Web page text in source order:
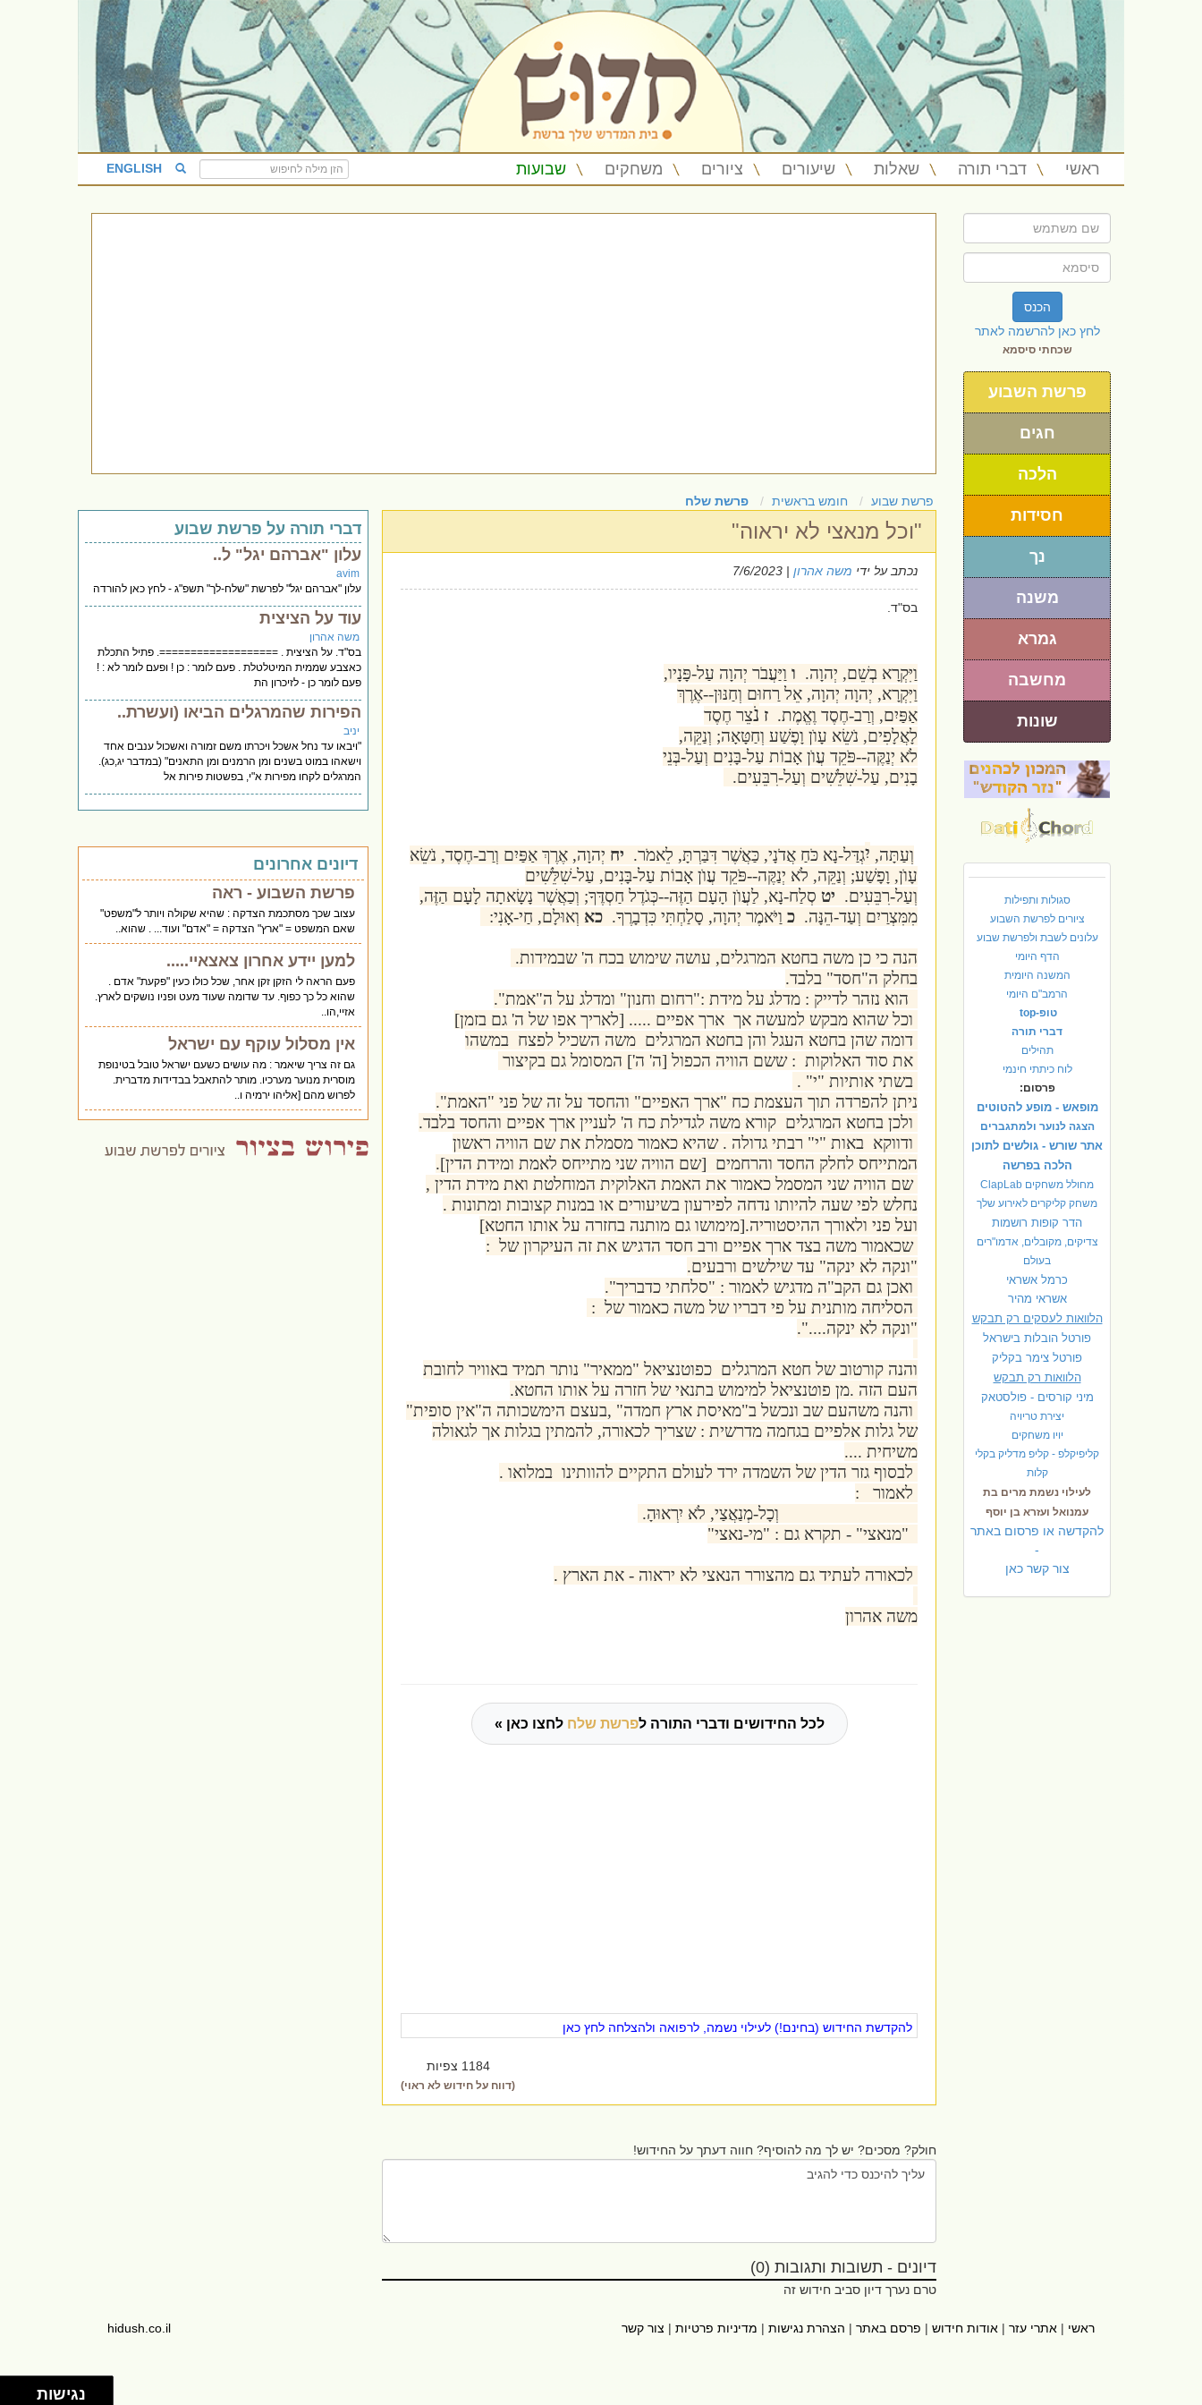
ראשי דברי תורה שאלות שיעורים ציורים משחקים שבועות ENGLISH
הכנס
לחץ כאן להרשמה לאתר
שכחתי סיסמא
פרשת השבוע
חגים
הלכה
חסידות
נך
משנה
גמרא
מחשבה
שונות
סגולות ותפילות
ציורים לפרשת השבוע
עלונים לשבת ולפרשת שבוע
הדף היומי
המשנה היומית
הרמב"ם היומי
טופ-top
דברי תורה
תהילים
לוח כיתתי חינמי
פרסום:
מופאש - מופע להטוטים
הצגה לנוער ולמתגברים
אתר שורש - גולשים לתוכן
הלכה בפרשה
מחולל משחקים ClapLab
משחק קליקרים לאירוע שלך
הדר קופות רושמות
צדיקים, מקובלים, אדמו"רים
בעולם
כרמל אשראי
אשראי מהיר
הלוואות לעסקים רק תבקש
פורטל הובלות בישראל
פורטל צימר בקליק
הלוואות רק תבקש
מיני קורסים - פולסטאק
יצירת טריויה
יויו משחקים
קליפיקלפ - קליפ מדליק בקלי
קלות
לעילוי נשמת מרים בת
עמנואל ועזרא בן יוסף
להקדשה או פרסום באתר
-
צור קשר כאן
פרשת שבוע חומש בראשית פרשת שלח
"וכל מנאצי לא יראוה"
נכתב על ידי משה אהרון | 7/6/2023
בס"ד.
וַיִּקְרָא בְשֵׁם, יְהוָה. ו וַיַּעֲבֹר יְהוָה עַל-פָּנָיו,
וַיִּקְרָא, יְהוָה יְהוָה, אֵל רַחוּם וְחַנּוּן--אֶרֶךְ
אַפַּיִם, וְרַב-חֶסֶד וֶאֱמֶת. ז נֹצֵר חֶסֶד
לָאֲלָפִים, נֹשֵׂא עָוֺן וָפֶשַׁע וְחַטָּאָה; וְנַקֵּה,
לֹא יְנַקֶּה--פֹּקֵד עֲוֺן אָבוֹת עַל-בָּנִים וְעַל-בְּנֵי
בָנִים, עַל-שִׁלֵּשִׁים וְעַל-רִבֵּעִים.
וְעַתָּה, יִגְדַּל-נָא כֹּחַ אֲדֹנָי, כַּאֲשֶׁר דִּבַּרְתָּ, לֵאמֹר. יח יְהוָה, אֶרֶךְ אַפַּיִם וְרַב-חֶסֶד, נֹשֵׂא
עָוֺן, וָפָשַׁע; וְנַקֵּה, לֹא יְנַקֶּה--פֹּקֵד עֲוֺן אָבוֹת עַל-בָּנִים, עַל-שִׁלֵּשִׁים
וְעַל-רִבֵּעִים. יט סְלַח-נָא, לַעֲוֺן הָעָם הַזֶּה--כְּגֹדֶל חַסְדֶּךָ; וְכַאֲשֶׁר נָשָׂאתָה לָעָם הַזֶּה,
מִמִּצְרַיִם וְעַד-הֵנָּה. כ וַיֹּאמֶר יְהוָה, סָלַחְתִּי כִּדְבָרֶךָ. כא וְאוּלָם, חַי-אָנִי:
הנה כי כן משה בחטא המרגלים, עושה שימוש בכח ה' שבמידות.
בחלק ה"חסד" בלבד.
הוא נזהר לדייק : מדלג על מידת :"רחום וחנון" ומדלג על ה"אמת".
וכל שהוא מבקש למעשה אך ארך אפיים ..... [לאריך אפו של ה' גם בזמן]
דומה שהן בחטא העגל והן בחטא המרגלים משה השכיל לפצח במשהו
את סוד האלוקות : ששם הוויה הכפול [ה' ה'] המסומל גם בקיצור
בשתי אותיות "י" .
ניתן להפרדה תוך העצמת כח "ארך האפיים" והחסד על זה של פני "האמת".
ולכן בחטא המרגלים קורא משה לגדילת כח ה' לעניין ארך אפיים והחסד בלבד.
ודווקא באות "י" רבתי גדולה . שהיא כאמור מסמלת את שם הוויה ראשון
המתייחס לחלק החסד והרחמים [שם הוויה שני מתייחס לאמת ומידת הדין].
שם הוויה שני המסמל כאמור את האמת האלוקית המוחלטת ואת מידת הדין ,
נחלש לפי שעה להיותו נדחה לפירעון בשיעורים או במנות קצובות ומתונות .
ועל פני ולאורך ההיסטוריה.[מימושו גם מותנה בחזרה על אותו החטא]
שכאמור משה בצד ארך אפיים ורב חסד הדגיש את זה העיקרון של :
"ונקה לא ינקה" עד שילשים ורבעים.
ואכן גם הקב"ה מדגיש לאמור : "סלחתי כדבריך".
הסליחה מותנית על פי דבריו של משה כאמור של :
"ונקה לא ינקה....".
והנה קורטוב של חטא המרגלים כפוטנציאל "ממאיר" נותר תמיד באוויר לחובת
העם הזה .מן פוטנציאל למימוש בתנאי של חזרה על אותו החטא.
והנה משהעם שב ונכשל ב"מאיסת ארץ חמדה" ,בעצם הימשכותה ה"אין סופית"
של גלות אלפיים בגחמה מדרשית : שצריך לכאורה, להמתין בגלות אך לגאולה
משיחית ....
לבסוף גזר הדין של השמדה ירד לעולם התקיים להוותינו במלואו .
לאמור :
וְכָל-מְנַאֲצַי, לֹא יִרְאוּהָ.
"מנאצי" - תקרא גם : "מי-נאצי"
לכאורה לעתיד גם מהצורר הנאצי לא יראוה - את הארץ .
משה אהרון
לכל החידושים ודברי התורה לפרשת שלח לחצו כאן »
להקדשת החידוש (בחינם!) לעילוי נשמה, לרפואה ולהצלחה לחץ כאן
1184 צפיות
(דווח על חידוש לא ראוי)
חולק? מסכים? יש לך מה להוסיף? חווה דעתך על החידוש!
דיונים - תשובות ותגובות (0)
טרם נערך דיון סביב חידוש זה
דברי תורה על פרשת שבוע
עלון "אברהם יגל" ל..
avim
עלון "אברהם יגל" לפרשת "שלח-לך" תשפ"ג - לחץ כאן להורדה
עוד על הציצית
משה אהרון
בס"ד. על הציצית . ===================. פתיל התכלת
כאצבע שממית המיטלטלת . פעם לומר : כן ! ופעם לומר לא : !
פעם לומר כן - לזיכרון הת
הפירות שהמרגלים הביאו (ועשרת..
יניב
"ויבאו עד נחל אשכל ויכרתו משם זמורה ואשכול ענבים אחד
וישאהו במוט בשנים ומן הרמנים ומן התאנים" (במדבר יג,כג).
המרגלים לקחו מפירות א"י, בפשטות פירות אל
דיונים אחרונים
פרשת השבוע - ראה
עצוב שכך מסתכמת הצדקה : שהיא שקולה ויותר ל"משפט"
שאם המשפט = "ארץ" הצדקה = "אדם" ועוד... . שהוא..
למען יידע אחרון צאצאיי.....
פעם הראה לי הזקן זקן אחר, שכל כולו כעין "פקעת" אדם .
שהוא כל כך כפוף. עד שדומה שעוד מעט ופניו נושקים לארץ.
אזיי,הו..
אין מסלול עוקף עם ישראל
גם זה צריך שיאמר : מה עושים כשעם ישראל טובל בטינופת
מוסרית מנוער מערכיו. מותר להתאבל בבדידות מדברית.
לפרוש מהם [אליהו ירמיה ו..
ראשי | אתרי עזר | אודות חידוש | פרסם באתר | הצהרת נגישות | מדיניות פרטיות | צור קשר hidush.co.il
נגישות